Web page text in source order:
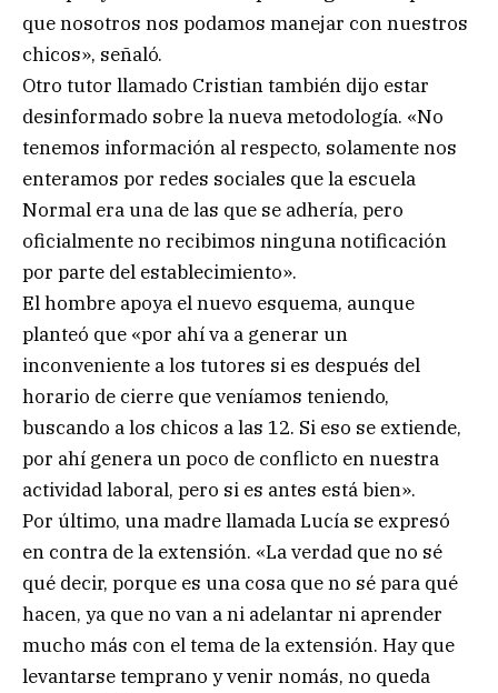
que nosotros nos podamos manejar con nuestros
chicos», señaló.
Otro tutor llamado Cristian también dijo estar
desinformado sobre la nueva metodología. «No
tenemos información al respecto, solamente nos
enteramos por redes sociales que la escuela
Normal era una de las que se adhería, pero
oficialmente no recibimos ninguna notificación
por parte del establecimiento».
El hombre apoya el nuevo esquema, aunque
planteó que «por ahí va a generar un
inconveniente a los tutores si es después del
horario de cierre que veníamos teniendo,
buscando a los chicos a las 12. Si eso se extiende,
por ahí genera un poco de conflicto en nuestra
actividad laboral, pero si es antes está bien».
Por último, una madre llamada Lucía se expresó
en contra de la extensión. «La verdad que no sé
qué decir, porque es una cosa que no sé para qué
hacen, ya que no van a ni adelantar ni aprender
mucho más con el tema de la extensión. Hay que
levantarse temprano y venir nomás, no queda